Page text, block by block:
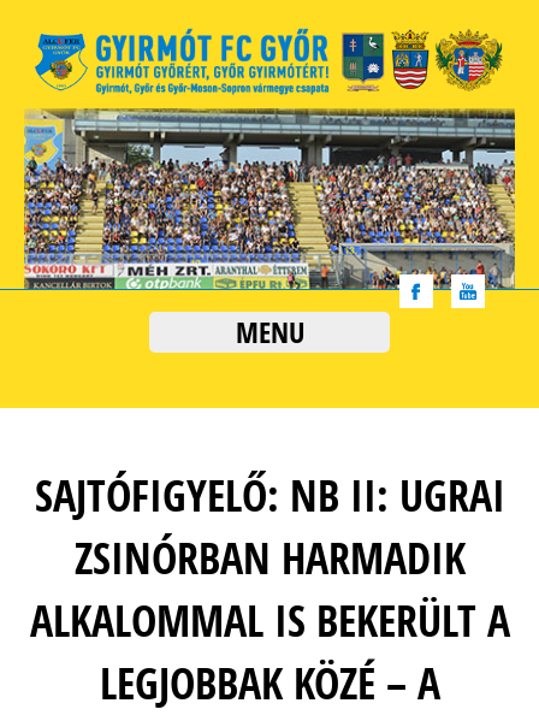
MENU
SAJTÓFIGYELŐ: NB II: UGRAI
ZSINÓRBAN HARMADIK
ALKALOMMAL IS BEKERÜLT A
LEGJOBBAK KÖZÉ – A